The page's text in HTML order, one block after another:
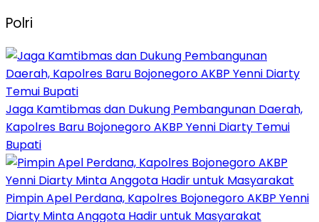
Polri
Jaga Kamtibmas dan Dukung Pembangunan Daerah,
Kapolres Baru Bojonegoro AKBP Yenni Diarty Temui
Bupati
Pimpin Apel Perdana, Kapolres Bojonegoro AKBP Yenni
Diarty Minta Anggota Hadir untuk Masyarakat